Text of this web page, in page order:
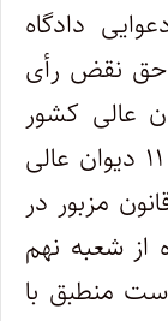
دادگاه
حق نقض رأی
عالی کشور
خواهد بود. بنا به‌مراتب رأی شعبه ۱۱ دیوان عالی
اعمال ماده (۲۳۵) قانون مزبور در
شعبه نهم
منطبق با